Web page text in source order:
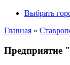
Выбрать
Главная »
Предприятие